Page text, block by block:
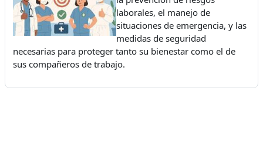
laborales, el manejo de
situaciones de emergencia, y las
medidas de seguridad
necesarias para proteger tanto su bienestar como el de
sus compañeros de trabajo.